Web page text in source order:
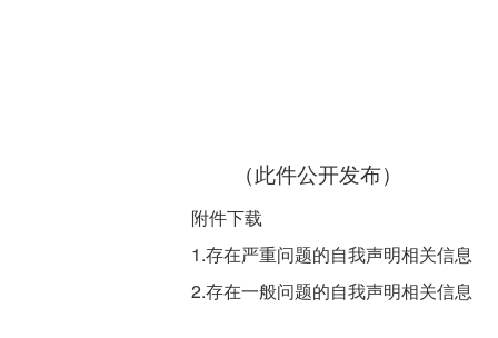
（此件公开发布）
附件下载
1.存在严重问题的自我声明相关信息
2.存在一般问题的自我声明相关信息